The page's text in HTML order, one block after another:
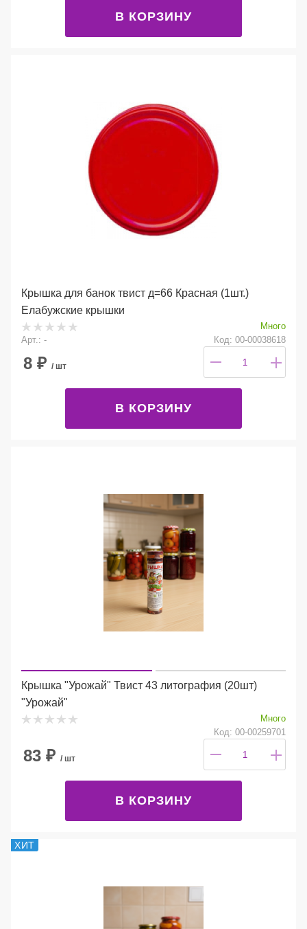
В КОРЗИНУ
Крышка для банок твист д=66 Красная (1шт.)
Елабужские крышки
Много
Арт.: -
Код: 00-00038618
8 ₽ / шт
В КОРЗИНУ
Крышка "Урожай" Твист 43 литография (20шт)
"Урожай"
Много
Код: 00-00259701
83 ₽ / шт
В КОРЗИНУ
ХИТ